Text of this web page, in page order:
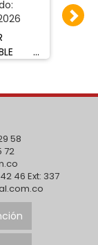
Y
o
en
de
con
un año
58
72
46 Ext: 337